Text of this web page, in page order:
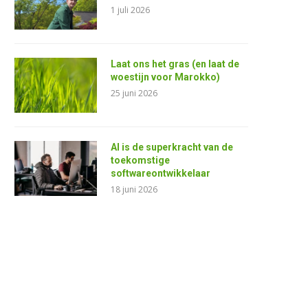
1 juli 2026
Laat ons het gras (en laat de
woestijn voor Marokko)
25 juni 2026
AI is de superkracht van de
toekomstige
softwareontwikkelaar
18 juni 2026